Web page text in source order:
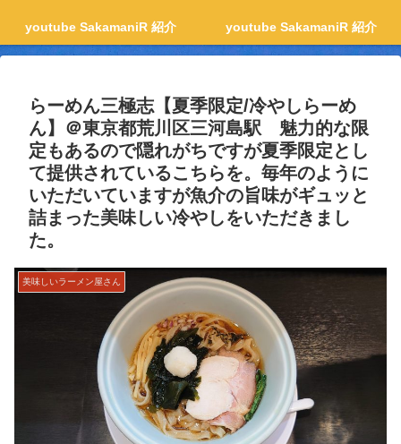
youtube SakamaniR 紹介 youtube SakamaniR 紹介
らーめん三極志【夏季限定/冷やしらーめ
ん】＠東京都荒川区三河島駅 魅力的な限
定もあるので隠れがちですが夏季限定とし
て提供されているこちらを。毎年のように
いただいていますが魚介の旨味がギュッと
詰まった美味しい冷やしをいただきまし
た。
美味しいラーメン屋さん